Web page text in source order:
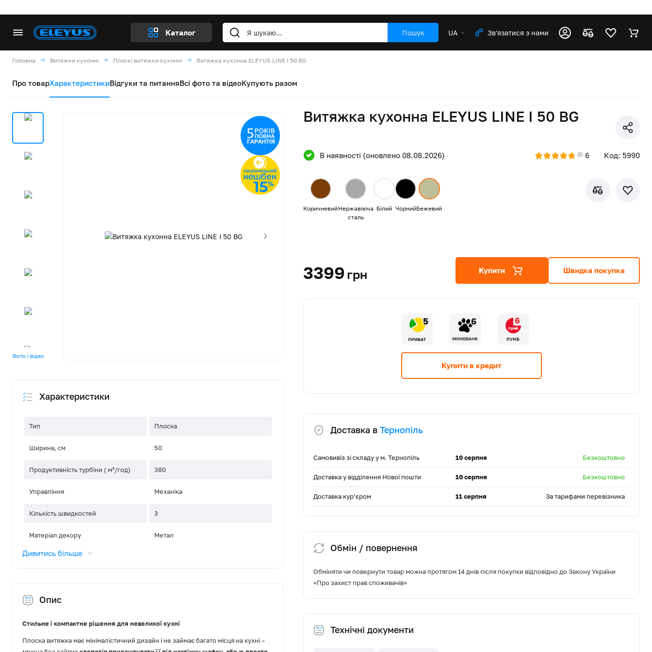
Каталог Пошук UA Зв'язатися з нами
Головна Витяжки кухонні Плоскі витяжки кухонні Витяжка кухонна ELEYUS LINE I 50 BG
Про товарХарактеристикиВідгуки та питанняВсі фото та відеоКупують разом
Фото і відео
Характеристики
Тип Плоска
Ширина, см 50
Продуктивність турбіни ( м³/год) 380
Управління Механіка
Кількість швидкостей 3
Матеріал декору Метал
Тип освітлення
Діаметр повітропроводу, мм
Режим роботи Відведення / Рециркуляція
Фільтр жировий Алюмінієвий
Дивитись більше
Опис
Стильне і компактне рішення для невеликої кухні
Плоска витяжка має мінімалістичний дизайн і не займає багато місця на кухні –
Витяжка кухонна ELEYUS LINE I 50 BG
В наявності (оновлено 08.08.2026) 6 Код: 5990
КоричневийНержавіюча
сталь
Білий ЧорнийБежевий
3399грн Купити Швидка покупка
5 6 6
Купити в кредит
Доставка в Тернопіль
Самовивіз зі складу у м. Тернопіль 10 серпня Безкоштовно
Доставка у відділення Нової пошти 10 серпня Безкоштовно
Доставка кур’єром 11 серпня За тарифами перевізника
Обмін / повернення
Обміняти чи повернути товар можна протягом 14 днів після покупки відповідно до Закону України
«Про захист прав споживачів»
Технічні документи